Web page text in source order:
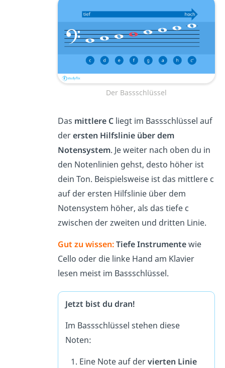
Der Bassschlüssel
Das mittlere C liegt im Bassschlüssel auf
derersten Hilfslinie über dem
Notensystem. Je weiter nach oben du in
den Notenlinien gehst, desto höher ist
dein Ton. Beispielsweise ist das mittlere c
auf der ersten Hilfslinie über dem
Notensystem höher, als das tiefe c
zwischen der zweiten und dritten Linie.
Gut zu wissen:Tiefe Instrumentewie
Cello oder die linke Hand am Klavier
lesen meist im Bassschlüssel.
Jetzt bist du dran!
Im Bassschlüssel stehen diese
Noten:
Eine Note auf dervierten Linie